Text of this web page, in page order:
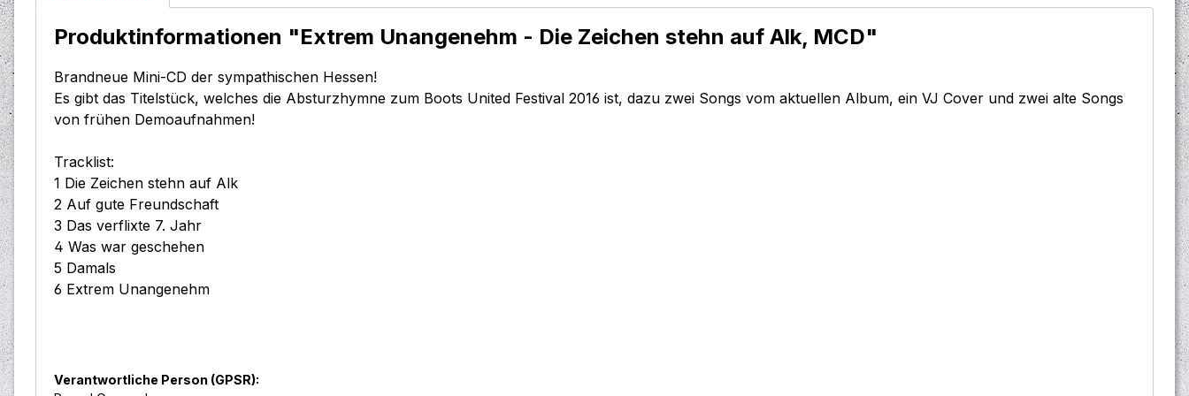
Produktinformationen "Extrem Unangenehm - Die Zeichen stehn auf Alk, MCD"
Brandneue Mini-CD der sympathischen Hessen!
Es gibt das Titelstück, welches die Absturzhymne zum Boots United Festival 2016 ist, dazu zwei Songs vom aktuellen Album, ein VJ Cover und zwei alte Songs
von frühen Demoaufnahmen!
Tracklist:
1 Die Zeichen stehn auf Alk
2 Auf gute Freundschaft
3 Das verflixte 7. Jahr
4 Was war geschehen
5 Damals
6 Extrem Unangenehm
Verantwortliche Person (GPSR):